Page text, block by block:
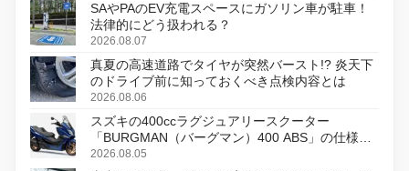
SAやPAのEV充電スペースにガソリン車が駐車！
法律的にどう扱われる？
2026.08.07
真夏の高速道路でタイヤが突然バースト!? 炎天下
のドライブ前に知っておくべき点検内容とは
2026.08.06
スズキの400ccラグジュアリースクーター
「BURGMAN（バーグマン）400 ABS」の仕様を
変更し、8月18日に発売
2026.08.05